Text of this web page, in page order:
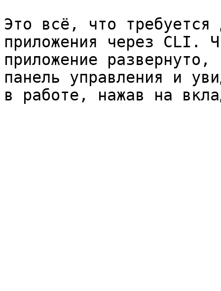
Это всё, что требуется
приложения через CLI.
приложение
панель управления и